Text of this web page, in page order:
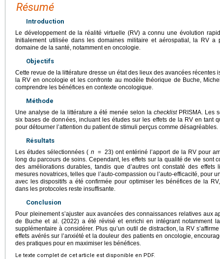
Résumé
Introduction
Le développement de la réalité virtuelle (RV) a connu une évolution
Initialement utilisée dans les domaines militaire et aérospatial, la RV a
domaine de la santé, notamment en oncologie.
Objectifs
Cette revue de la littérature dresse un état des lieux des avancées récentes
la RV en oncologie et les confronte au modèle théorique de Buche,
comprendre les bénéfices en contexte oncologique.
Méthode
Une analyse de la littérature a été menée selon la checklistPRISMA. Les
six bases de données, incluant les études sur les effets de la RV en tant
pour détourner l’attention du patient de stimuli perçus comme désagréables.
Résultats
Les études sélectionnées ( n = 23) ont entériné l’apport de la RV pour
long du parcours de soins. Cependant, les effets sur la qualité de vie sont
des améliorations durables, tandis que d’autres ont constaté des
mesures novatrices, telles que l’auto-compassion ou l’auto-efficacité, pour
avec les dispositifs a été confirmée pour optimiser les bénéfices de la
dans les protocoles reste insuffisante.
Conclusion
Pour pleinement s’ajuster aux avancées des connaissances relatives aux
de Buche et al. (2022) a été révisé et enrichi en intégrant notamment
supplémentaire à considérer. Plus qu’un outil de distraction, la RV
effets avérés sur l’anxiété et la douleur des patients en oncologie,
des pratiques pour en maximiser les bénéfices.
Le texte complet de cet article est disponible en PDF.